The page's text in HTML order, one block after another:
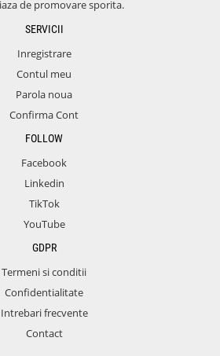
de promovare sporita.
SERVICII
Inregistrare
Contul meu
Parola noua
Confirma Cont
FOLLOW
Facebook
Linkedin
TikTok
YouTube
GDPR
Termeni si conditii
Confidentialitate
Intrebari frecvente
Contact